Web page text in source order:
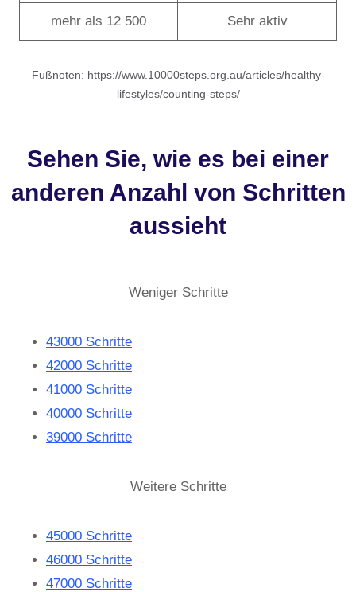
mehr als 12 500 Sehr aktiv
Fußnoten: https://www.10000steps.org.au/articles/healthy-
lifestyles/counting-steps/
Sehen Sie, wie es bei einer
anderen Anzahl von Schritten
aussieht
Weniger Schritte
43000 Schritte
42000 Schritte
41000 Schritte
40000 Schritte
39000 Schritte
Weitere Schritte
45000 Schritte
46000 Schritte
47000 Schritte